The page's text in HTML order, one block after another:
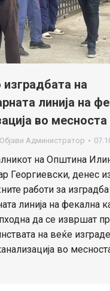
на
линија на
во
Објави Администратор
на Општина
Георгиевски, денес
работи за
линија на фекална
да се извршат
на веќе
во